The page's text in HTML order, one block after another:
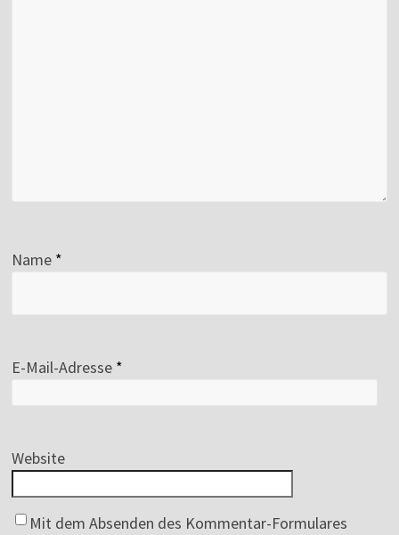
Name *
E-Mail-Adresse *
Website
Mit dem Absenden des Kommentar-Formulares